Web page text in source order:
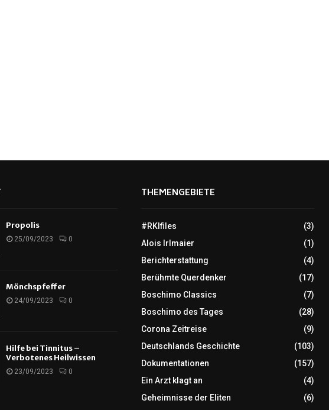
Propolis
25/09/2023 0
Mönchspfeffer
24/09/2023 0
Hilfe bei Tinnitus –
Verbotenes Heilwissen
23/09/2023 0
THEMENGEBIETE
#RKIfiles
(3)
Alois Irlmaier
(1)
Berichterstattung
(4)
Berühmte Querdenker
(17)
Boschimo Classics
(7)
Boschimo des Tages
(28)
Corona Zeitreise
(9)
Deutschlands Geschichte
(103)
Dokumentationen
(157)
Ein Arzt klagt an
(4)
Geheimnisse der Eliten
(6)